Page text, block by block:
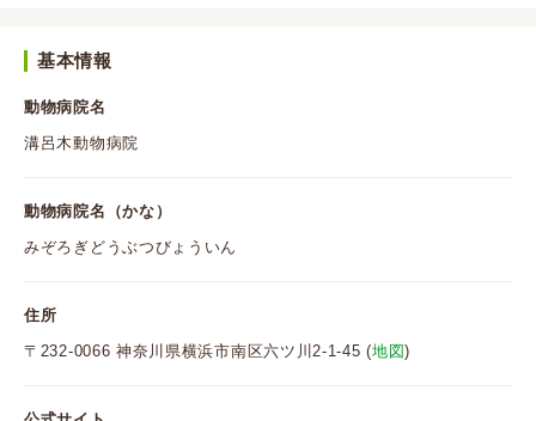
基本情報
動物病院名
溝呂木動物病院
動物病院名（かな）
みぞろぎどうぶつびょういん
住所
〒232-0066 神奈川県横浜市南区六ツ川2-1-45 (地図)